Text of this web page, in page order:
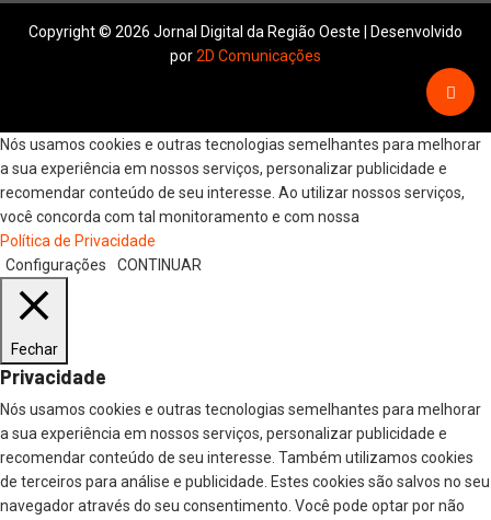
Copyright © 2026 Jornal Digital da Região Oeste | Desenvolvido
por2D Comunicações
Nós usamos cookies e outras tecnologias semelhantes para melhorar
a sua experiência em nossos serviços, personalizar publicidade e
recomendar conteúdo de seu interesse. Ao utilizar nossos serviços,
você concorda com tal monitoramento e com nossa
Política de Privacidade
Configurações
CONTINUAR
Fechar
Privacidade
Nós usamos cookies e outras tecnologias semelhantes para melhorar
a sua experiência em nossos serviços, personalizar publicidade e
recomendar conteúdo de seu interesse. Também utilizamos cookies
de terceiros para análise e publicidade. Estes cookies são salvos no seu
navegador através do seu consentimento. Você pode optar por não